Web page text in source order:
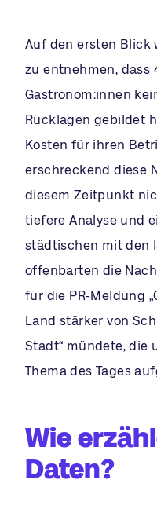
Auf den ersten Blick
zu entnehmen, dass
Gastronom:innen
Rücklagen gebildet
Kosten für ihren
erschreckend diese
diesem Zeitpunkt
tiefere Analyse und
städtischen mit den
offenbarten die
für die PR-Meldung
Land stärker von
Stadt“ mündete, die
Thema des Tages
Wie
Daten?